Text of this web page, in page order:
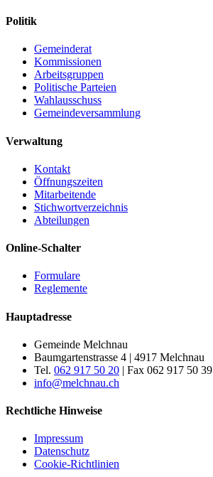
Politik
Gemeinderat
Kommissionen
Arbeitsgruppen
Politische Parteien
Wahlausschuss
Gemeindeversammlung
Verwaltung
Kontakt
Öffnungszeiten
Mitarbeitende
Stichwortverzeichnis
Abteilungen
Online-Schalter
Formulare
Reglemente
Hauptadresse
Gemeinde Melchnau
Baumgartenstrasse 4 | 4917 Melchnau
Tel. 062 917 50 20 | Fax 062 917 50 39
info@melchnau.ch
Rechtliche Hinweise
Impressum
Datenschutz
Cookie-Richtlinien